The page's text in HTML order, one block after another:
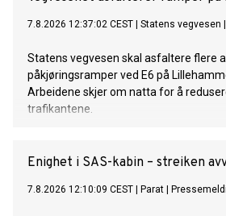
7.8.2026 12:37:02 CEST Statens vegvesen
Statens vegvesen skal asfaltere flere
påkjøringsramper ved E6 på
Arbeidene skjer om natta for å
trafikantene.
Enighet i SAS-kabin – streiken
7.8.2026 12:10:09 CEST Parat